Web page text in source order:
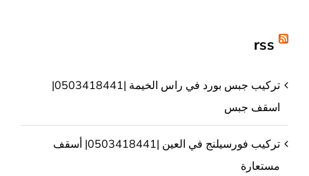
rss
تركيب جبس بورد في راس الخيمة |0503418441|
اسقف جبس
تركيب فورسيلنج في العين |0503418441| أسقف
مستعارة